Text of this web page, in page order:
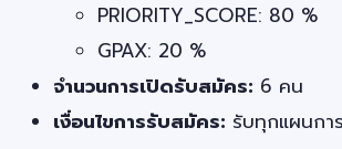
PRIORITY_SCORE: 80 %
GPAX: 20 %
จำนวนการเปิดรับสมัคร: 6 คน
เงื่อนไขการรับสมัคร: รับทุกแผนกา